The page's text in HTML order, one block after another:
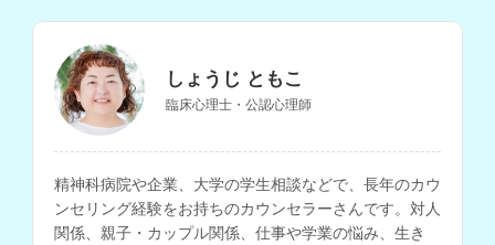
しょうじ ともこ
臨床心理士・公認心理師
精神科病院や企業、大学の学生相談などで、長年のカウ
ンセリング経験をお持ちのカウンセラーさんです。対人
関係、親子・カップル関係、仕事や学業の悩み、生き